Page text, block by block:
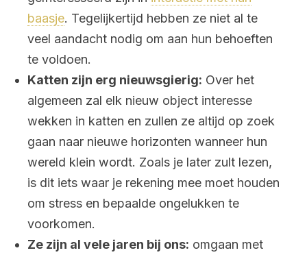
baasje. Tegelijkertijd hebben ze niet al te
veel aandacht nodig om aan hun behoeften
te voldoen.
Katten zijn erg nieuwsgierig: Over het
algemeen zal elk nieuw object interesse
wekken in katten en zullen ze altijd op zoek
gaan naar nieuwe horizonten wanneer hun
wereld klein wordt. Zoals je later zult lezen,
is dit iets waar je rekening mee moet houden
om stress en bepaalde ongelukken te
voorkomen.
Ze zijn al vele jaren bij ons: omgaan met